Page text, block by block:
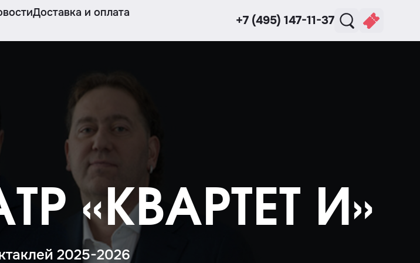
Доставка и оплата
+7 (495) 147-11-37
«КВАРТЕТ И»
2025-2026